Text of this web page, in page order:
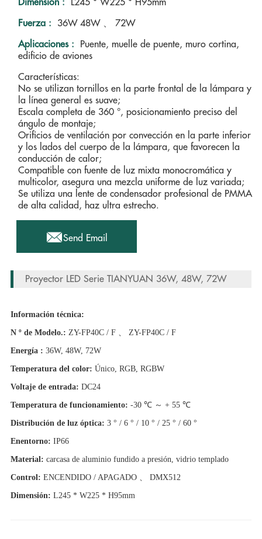
Dimensión : L245 * W225 * H95mm
Fuerza : 36W 48W 、 72W
Aplicaciones :
Puente, muelle de puente, muro cortina,
edificio de aviones
Características:
No se utilizan tornillos en la parte frontal de la lámpara y
la línea general es suave;
Escala completa de 360 ​​°, posicionamiento preciso del
ángulo de montaje;
Orificios de ventilación por convección en la parte inferior
y los lados del cuerpo de la lámpara, que favorecen la
conducción de calor;
Compatible con fuente de luz mixta monocromática y
multicolor, asegura una mezcla uniforme de luz variada;
Se utiliza una lente de condensador profesional de PMMA
de alta calidad, haz ultra estrecho.
Send Email
Proyector LED Serie TIANYUAN 36W, 48W, 72W
Información técnica:
N º de Modelo.: ZY-FP40C / F 、 ZY-FP40C / F
Energía : 36W, 48W, 72W
Temperatura del color: Único, RGB, RGBW
Voltaje de entrada: DC24
Temperatura de funcionamiento: -30 ℃ ～ + 55 ℃
Distribución de luz óptica: 3 ° / 6 ° / 10 ° / 25 ° / 60 °
Enentorno: IP66
Material: carcasa de aluminio fundido a presión, vidrio templado
Control: ENCENDIDO / APAGADO 、 DMX512
Dimensión: L245 * W225 * H95mm